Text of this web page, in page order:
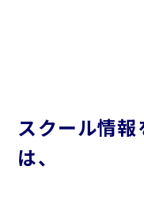
スクール情
は、